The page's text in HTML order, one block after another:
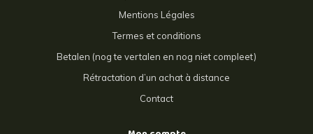
Mentions Légales
Termes et conditions
Betalen (nog te vertalen en nog niet compleet)
Rétractation d’un achat à distance
Contact